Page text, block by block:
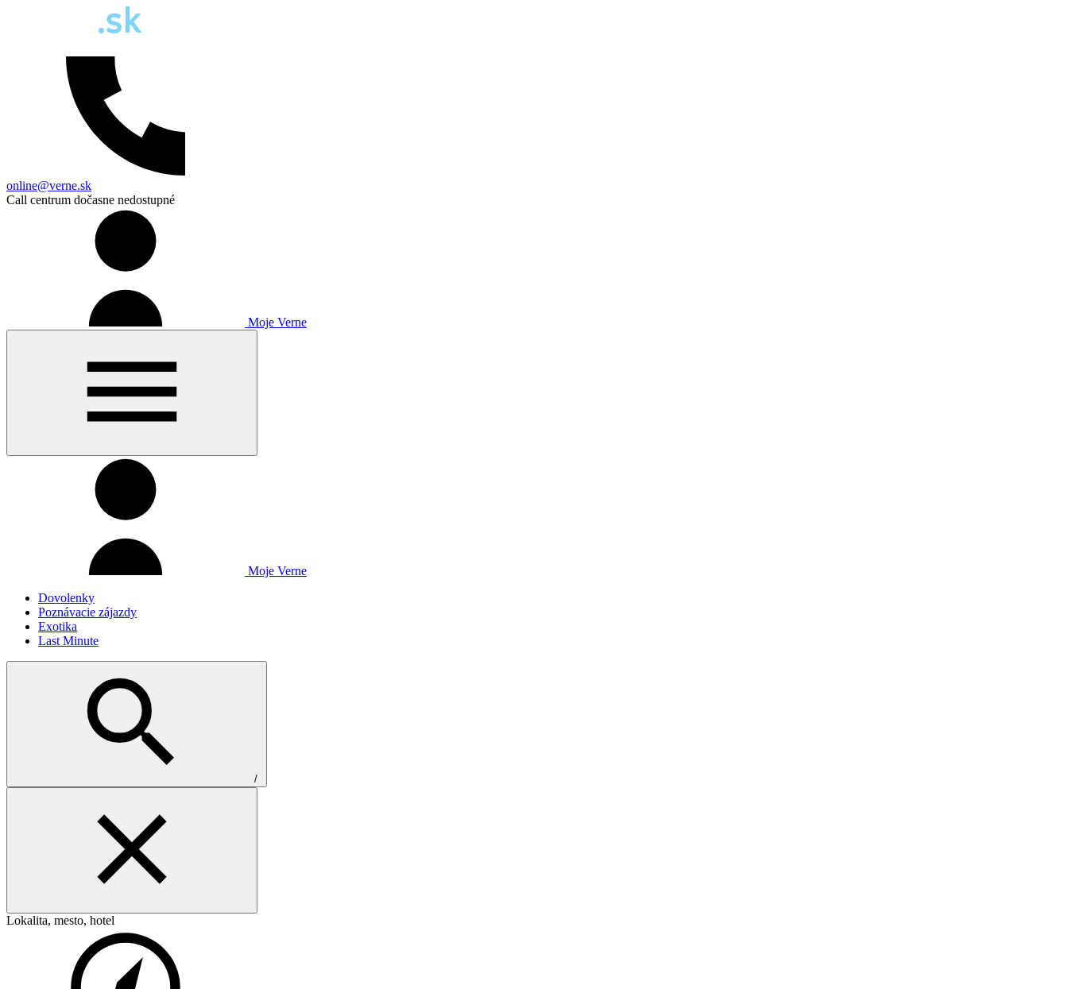
online@verne.sk
Call centrum dočasne nedostupné
Moje Verne
Moje Verne
Dovolenky
Poznávacie zájazdy
Exotika
Last Minute
/
Lokalita, mesto, hotel